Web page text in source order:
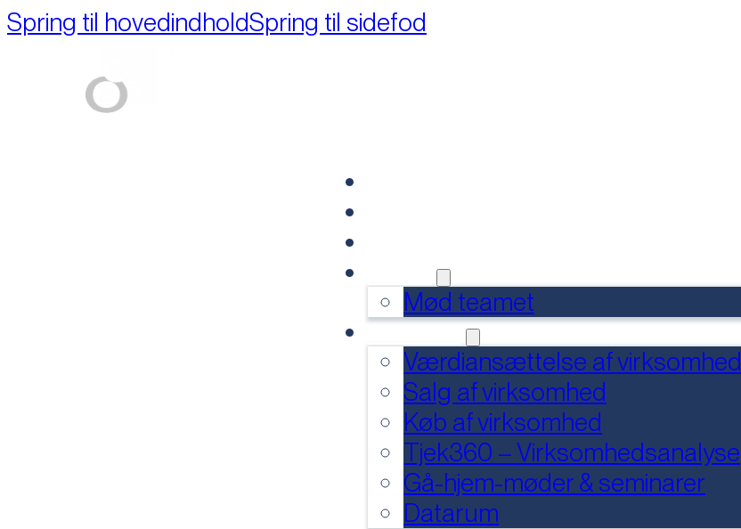
Spring til hovedindholdSpring til sidefod
Mød teamet
Værdiansættelse af virksomhed
Salg af virksomhed
Køb af virksomhed
Tjek360 – Virksomhedsanalyse
Gå-hjem-møder & seminarer
Datarum